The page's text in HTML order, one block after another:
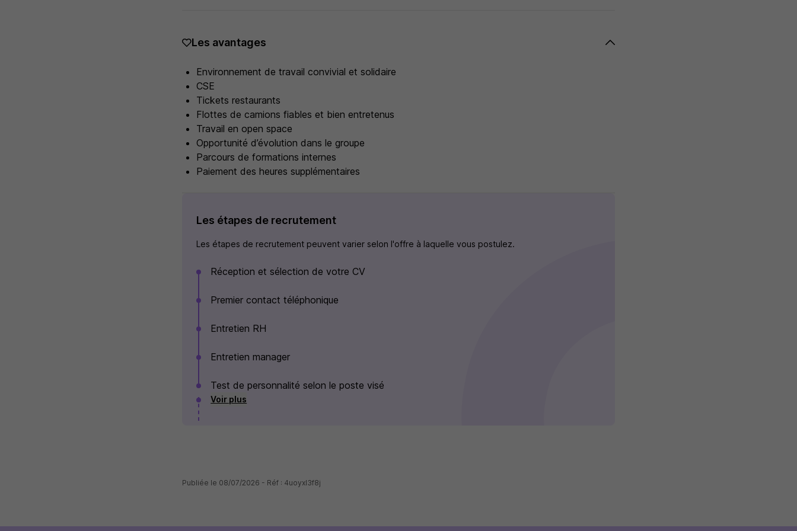
Les avantages
Environnement de travail convivial et solidaire
CSE
Tickets restaurants
Flottes de camions fiables et bien entretenus
Travail en open space
Opportunité d’évolution dans le groupe
Parcours de formations internes
Paiement des heures supplémentaires
Les étapes de recrutement
Les étapes de recrutement peuvent varier selon l'offre à laquelle vous postulez.
Réception et sélection de votre CV
Premier contact téléphonique
Entretien RH
Entretien manager
Test de personnalité selon le poste visé
Voir plus
Publiée le 08/07/2026 - Réf : 4uoyxl3f8j